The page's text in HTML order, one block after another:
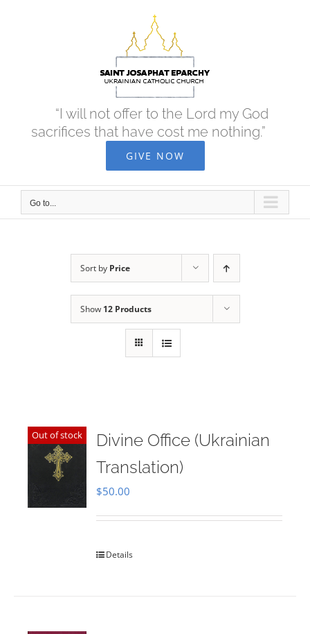
“I will not offer to the Lord my God
sacrifices that have cost me nothing.”
GIVE NOW
Go to...
Sort by Price
Show 12 Products
Out of stock
Divine Office (Ukrainian
Translation)
$50.00
Details